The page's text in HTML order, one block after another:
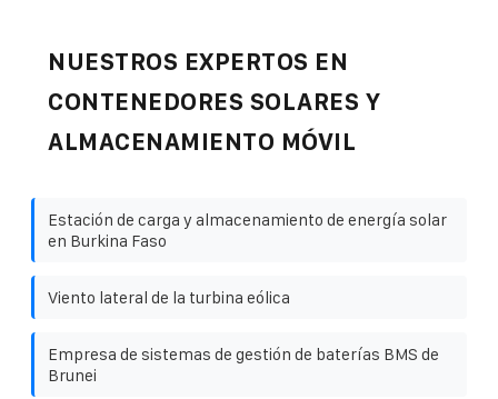
NUESTROS EXPERTOS EN
CONTENEDORES SOLARES Y
ALMACENAMIENTO MÓVIL
Estación de carga y almacenamiento de energía solar
en Burkina Faso
Viento lateral de la turbina eólica
Empresa de sistemas de gestión de baterías BMS de
Brunei